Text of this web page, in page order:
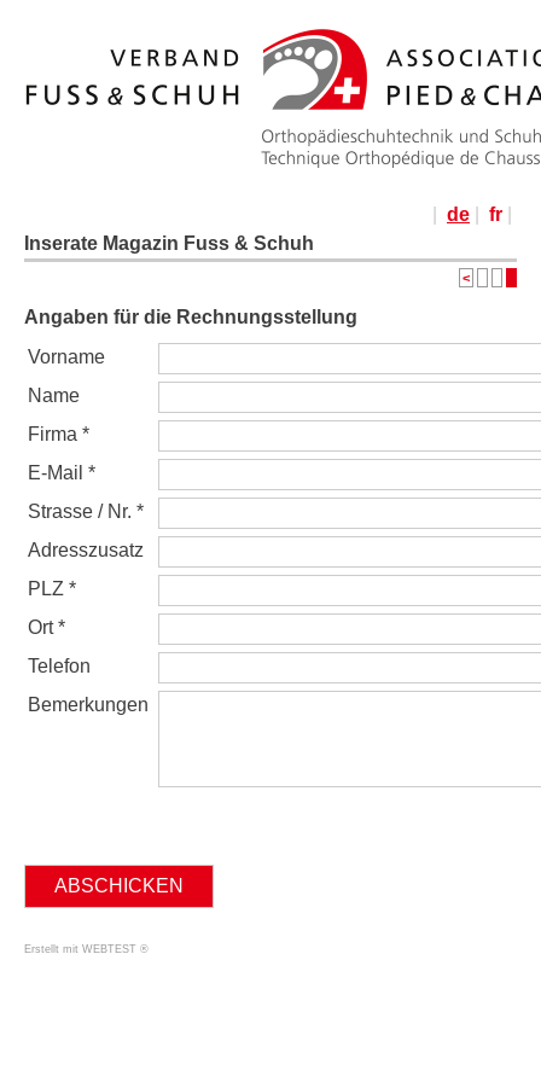
de fr
Inserate Magazin Fuss & Schuh
<
Angaben für die Rechnungsstellung
Vorname
Name
Firma *
E-Mail *
Strasse / Nr. *
Adresszusatz
PLZ *
Ort *
Telefon
Bemerkungen
Erstellt mit WEBTEST ®